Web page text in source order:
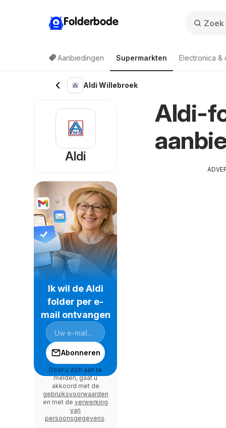
Folderbode
Aanbiedingen Supermarkten Electronica &
Aldi Willebroek
Aldi-
Aldi
Ik wil de Aldi
folder per e-
mail ontvangen
Abonneren
Door u zich aan te
melden, gaat u
akkoord met de
gebruiksvoorwaarden
en met de verwerking
van
persoonsgegevens.